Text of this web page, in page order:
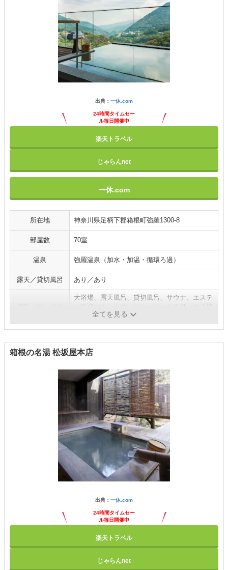
出典： 一休.com
24時間タイムセー
ル毎日開催中
楽天トラベル
じゃらんnet
一休.com
所在地 神奈川県足柄下郡箱根町強羅1300-8
部屋数 70室
温泉 強羅温泉（加水・加温・循環ろ過）
露天／貸切風呂 あり／あり
大浴場、露天風呂、貸切風呂、サウナ、エステ
全てを見る
箱根の名湯 松坂屋本店
出典： 一休.com
24時間タイムセー
ル毎日開催中
楽天トラベル
じゃらんnet